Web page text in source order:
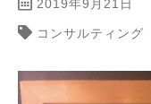
2019年9月21日
コンサルティング